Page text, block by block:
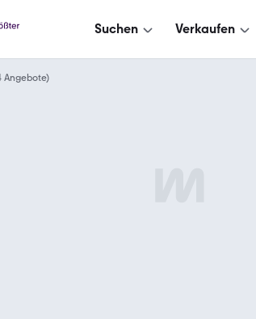
Suchen Verkaufen
Angebote)